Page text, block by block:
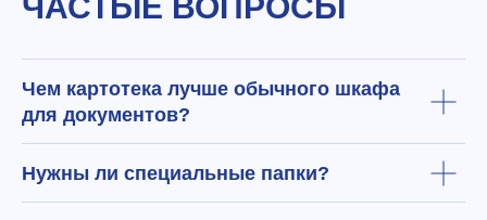
Чем картотека лучше обычного шкафа
для документов?
Нужны ли специальные папки?